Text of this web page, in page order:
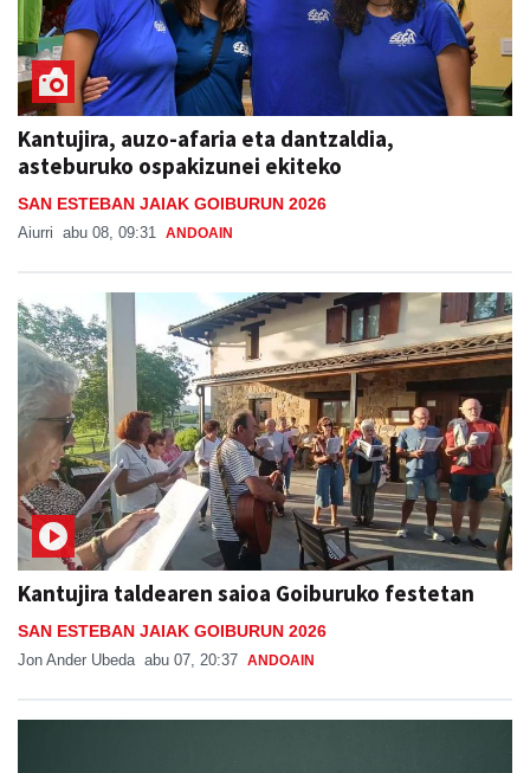
Kantujira, auzo-afaria eta dantzaldia,
asteburuko ospakizunei ekiteko
SAN ESTEBAN JAIAK GOIBURUN 2026
Aiurri abu 08, 09:31 ANDOAIN
Kantujira taldearen saioa Goiburuko festetan
SAN ESTEBAN JAIAK GOIBURUN 2026
Jon Ander Ubeda abu 07, 20:37 ANDOAIN